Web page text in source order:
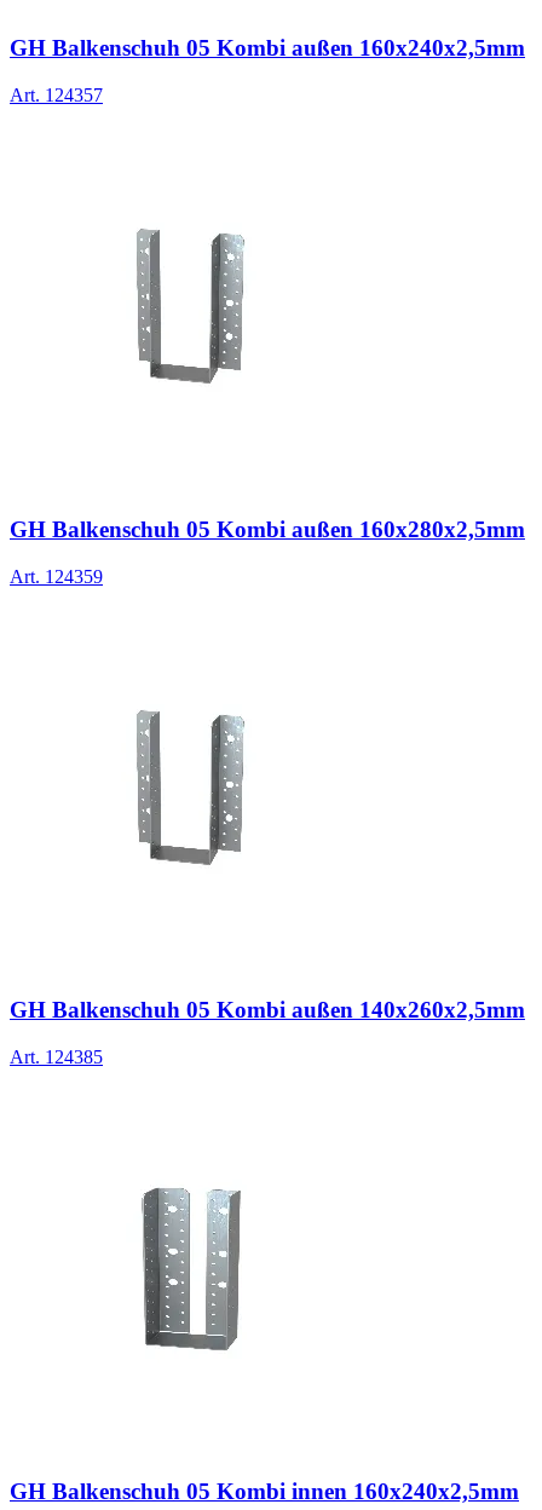
GH Balkenschuh 05 Kombi außen 160x240x2,5mm
Art. 124357
GH Balkenschuh 05 Kombi außen 160x280x2,5mm
Art. 124359
GH Balkenschuh 05 Kombi außen 140x260x2,5mm
Art. 124385
GH Balkenschuh 05 Kombi innen 160x240x2,5mm